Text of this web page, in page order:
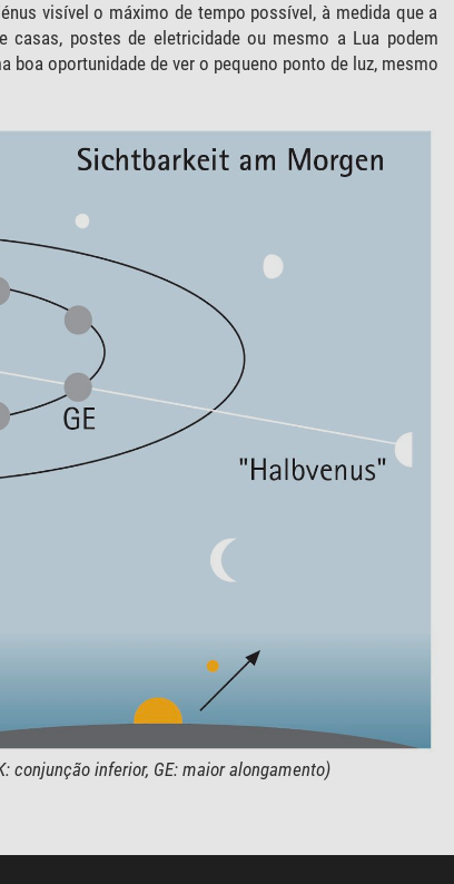
visível o máximo de tempo possível, à medida que a
casas, postes de eletricidade ou mesmo a Lua podem
boa oportunidade de ver o pequeno ponto de luz, mesmo
conjunção inferior, GE: maior alongamento)